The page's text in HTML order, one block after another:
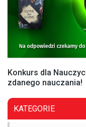
Konkurs dla
zdanego nauczania!
KATEGORIE